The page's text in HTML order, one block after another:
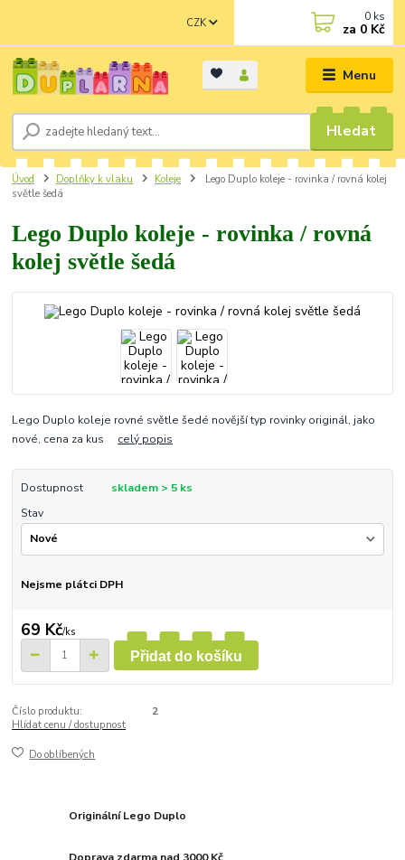
Menu
CZK
Hledat
0 ks
za 0 Kč
Úvod Doplňky k vlaku Koleje
Lego Duplo koleje - rovinka / rovná kolej
světle šedá
Lego Duplo koleje - rovinka / rovná
kolej světle šedá
Lego Duplo koleje rovné světle šedé novější typ rovinky originál, jako
nové, cena za kus celý popis
Dostupnost
skladem > 5 ks
Stav
Nejsme plátci DPH
69 Kč/ks
Přidat do košíku
Číslo produktu:
2
Hlídat cenu / dostupnost
Do oblíbených
Originální Lego Duplo